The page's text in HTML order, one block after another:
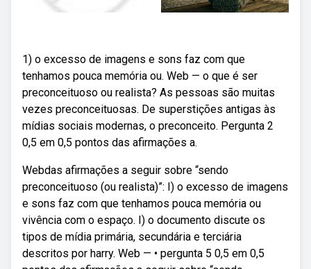
1) o excesso de imagens e sons faz com que
tenhamos pouca memória ou. Web — o que é ser
preconceituoso ou realista? As pessoas são muitas
vezes preconceituosas. De superstições antigas às
mídias sociais modernas, o preconceito. Pergunta 2
0,5 em 0,5 pontos das afirmações a.
Webdas afirmações a seguir sobre “sendo
preconceituoso (ou realista)”: I) o excesso de imagens
e sons faz com que tenhamos pouca memória ou
vivência com o espaço. I) o documento discute os
tipos de mídia primária, secundária e terciária
descritos por harry. Web — • pergunta 5 0,5 em 0,5